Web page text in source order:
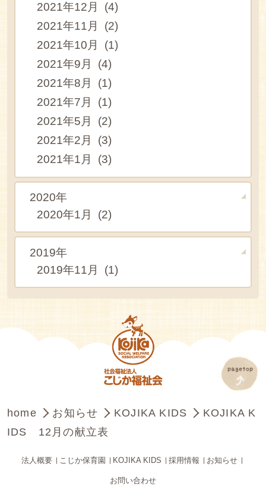
2021年12月 (4)
2021年11月 (2)
2021年10月 (1)
2021年9月 (4)
2021年8月 (1)
2021年7月 (1)
2021年5月 (2)
2021年2月 (3)
2021年1月 (3)
2020年
2020年1月 (2)
2019年
2019年11月 (1)
home お知らせ KOJIKA KIDS
KOJIKA K
IDS 12月の献立表
法人概要 こじか保育園 KOJIKA KIDS 採用情報 お知らせ
お問い合わせ